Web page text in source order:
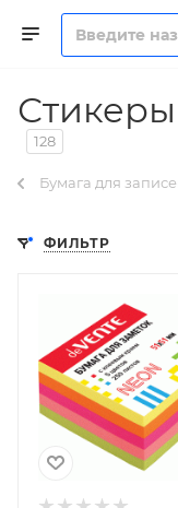
128
Бумага для
ФИЛЬТР